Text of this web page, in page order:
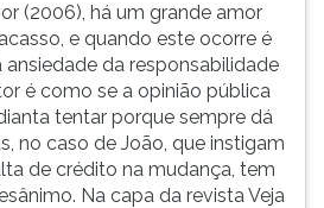
(2006), há um grande amor
e quando este ocorre é
da responsabilidade
é como se a opinião pública
tentar porque sempre dá
no caso de João, que instigam
de crédito na mudança, tem
Na capa da revista Veja